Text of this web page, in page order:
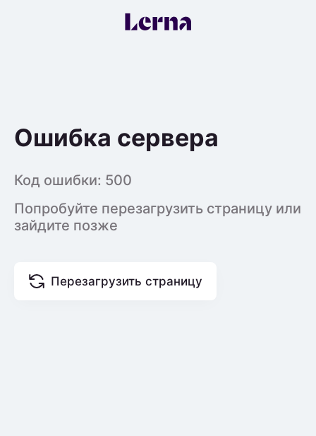
Ошибка сервера
Код ошибки: 500
Попробуйте перезагрузить страницу или
зайдите позже
Перезагрузить страницу